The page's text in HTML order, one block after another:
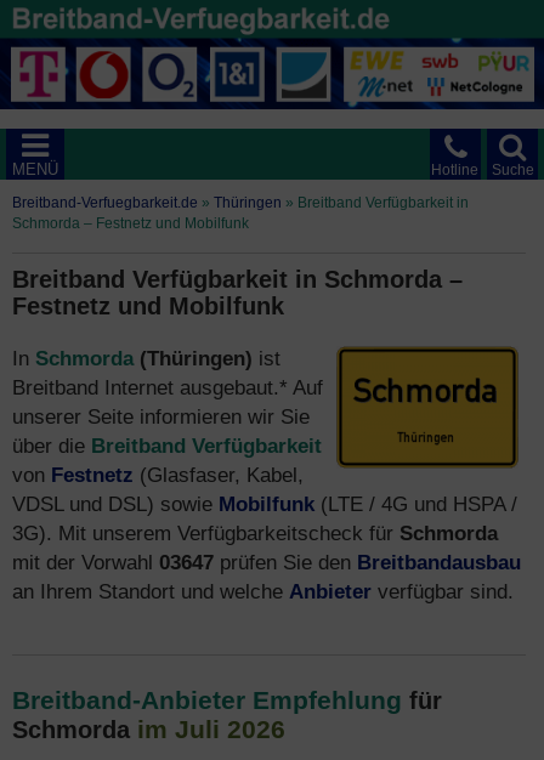
Suche
Hotline
MENÜ
Breitband-Verfuegbarkeit.de » Thüringen » Breitband Verfügbarkeit in
Schmorda – Festnetz und Mobilfunk
Breitband Verfügbarkeit in Schmorda –
Festnetz und Mobilfunk
In Schmorda (Thüringen) ist
Breitband Internet ausgebaut.* Auf
unserer Seite informieren wir Sie
über die Breitband Verfügbarkeit
von Festnetz (Glasfaser, Kabel,
VDSL und DSL) sowie Mobilfunk (LTE / 4G und HSPA /
3G). Mit unserem Verfügbarkeitscheck für Schmorda
mit der Vorwahl 03647 prüfen Sie den Breitbandausbau
an Ihrem Standort und welche Anbieter verfügbar sind.
Breitband-Anbieter Empfehlung für
Schmorda im Juli 2026